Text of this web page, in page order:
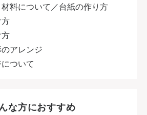
料について／台紙の作り方
アレンジ
ついて
な方におすすめ